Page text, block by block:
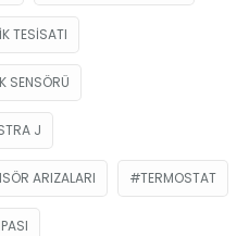
TESISATI
SENSÖRÜ
J
ARIZALARI TERMOSTAT